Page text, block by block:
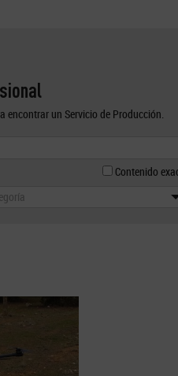
encontrar un Servicio de Producción.
Contenido